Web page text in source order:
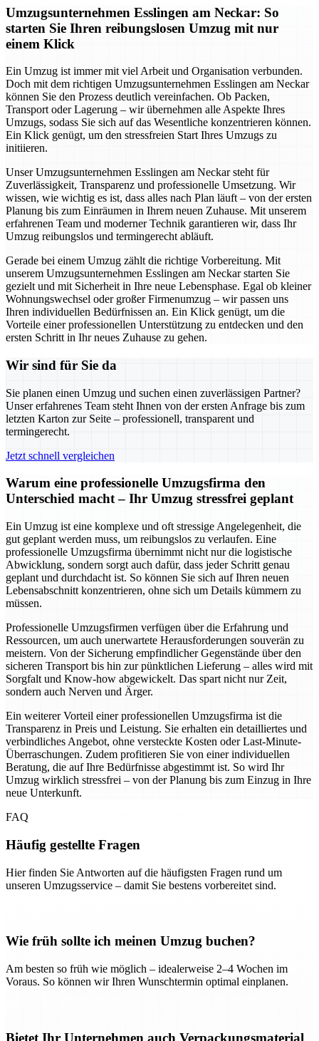
Umzugsunternehmen Esslingen am Neckar: So
starten Sie Ihren reibungslosen Umzug mit nur
einem Klick
Ein Umzug ist immer mit viel Arbeit und Organisation verbunden.
Doch mit dem richtigen Umzugsunternehmen Esslingen am Neckar
können Sie den Prozess deutlich vereinfachen. Ob Packen,
Transport oder Lagerung – wir übernehmen alle Aspekte Ihres
Umzugs, sodass Sie sich auf das Wesentliche konzentrieren können.
Ein Klick genügt, um den stressfreien Start Ihres Umzugs zu
initiieren.
Unser Umzugsunternehmen Esslingen am Neckar steht für
Zuverlässigkeit, Transparenz und professionelle Umsetzung. Wir
wissen, wie wichtig es ist, dass alles nach Plan läuft – von der ersten
Planung bis zum Einräumen in Ihrem neuen Zuhause. Mit unserem
erfahrenen Team und moderner Technik garantieren wir, dass Ihr
Umzug reibungslos und termingerecht abläuft.
Gerade bei einem Umzug zählt die richtige Vorbereitung. Mit
unserem Umzugsunternehmen Esslingen am Neckar starten Sie
gezielt und mit Sicherheit in Ihre neue Lebensphase. Egal ob kleiner
Wohnungswechsel oder großer Firmenumzug – wir passen uns
Ihren individuellen Bedürfnissen an. Ein Klick genügt, um die
Vorteile einer professionellen Unterstützung zu entdecken und den
ersten Schritt in Ihr neues Zuhause zu gehen.
Wir sind für Sie da
Sie planen einen Umzug und suchen einen zuverlässigen Partner?
Unser erfahrenes Team steht Ihnen von der ersten Anfrage bis zum
letzten Karton zur Seite – professionell, transparent und
termingerecht.
Jetzt schnell vergleichen
Warum eine professionelle Umzugsfirma den
Unterschied macht – Ihr Umzug stressfrei geplant
Ein Umzug ist eine komplexe und oft stressige Angelegenheit, die
gut geplant werden muss, um reibungslos zu verlaufen. Eine
professionelle Umzugsfirma übernimmt nicht nur die logistische
Abwicklung, sondern sorgt auch dafür, dass jeder Schritt genau
geplant und durchdacht ist. So können Sie sich auf Ihren neuen
Lebensabschnitt konzentrieren, ohne sich um Details kümmern zu
müssen.
Professionelle Umzugsfirmen verfügen über die Erfahrung und
Ressourcen, um auch unerwartete Herausforderungen souverän zu
meistern. Von der Sicherung empfindlicher Gegenstände über den
sicheren Transport bis hin zur pünktlichen Lieferung – alles wird mit
Sorgfalt und Know-how abgewickelt. Das spart nicht nur Zeit,
sondern auch Nerven und Ärger.
Ein weiterer Vorteil einer professionellen Umzugsfirma ist die
Transparenz in Preis und Leistung. Sie erhalten ein detailliertes und
verbindliches Angebot, ohne versteckte Kosten oder Last-Minute-
Überraschungen. Zudem profitieren Sie von einer individuellen
Beratung, die auf Ihre Bedürfnisse abgestimmt ist. So wird Ihr
Umzug wirklich stressfrei – von der Planung bis zum Einzug in Ihre
neue Unterkunft.
FAQ
Häufig gestellte Fragen
Hier finden Sie Antworten auf die häufigsten Fragen rund um
unseren Umzugsservice – damit Sie bestens vorbereitet sind.
Wie früh sollte ich meinen Umzug buchen?
Am besten so früh wie möglich – idealerweise 2–4 Wochen im
Voraus. So können wir Ihren Wunschtermin optimal einplanen.
Bietet Ihr Unternehmen auch Verpackungsmaterial